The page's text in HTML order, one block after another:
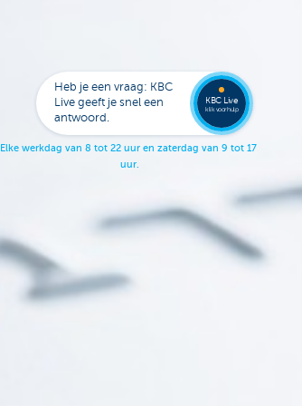
Heb je een vraag: KBC
Live geeft je snel een
antwoord.
Elke werkdag van 8 tot 22 uur en zaterdag van 9 tot 17
uur.
KBC Live
klik voor hulp